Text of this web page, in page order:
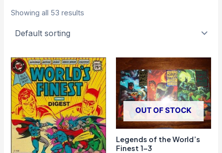
Showing all 53 results
OUT OF STOCK
Legends of the World’s
Finest 1-3